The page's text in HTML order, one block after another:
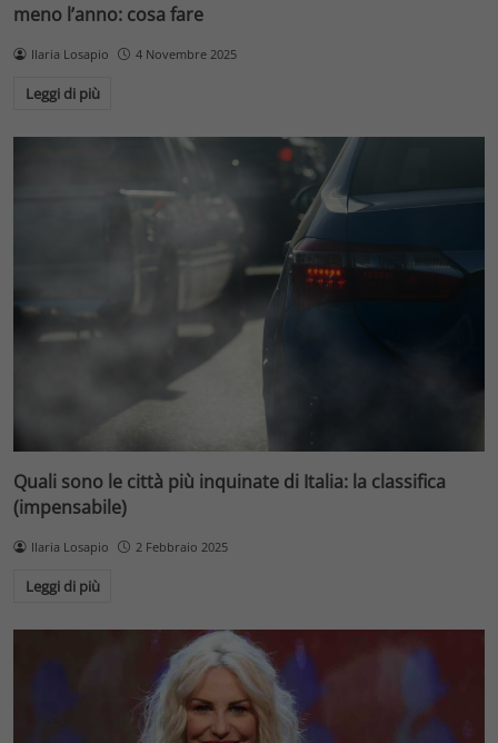
meno l’anno: cosa fare
Ilaria Losapio 4 Novembre 2025
Leggi di più
Quali sono le città più inquinate di Italia: la classifica
(impensabile)
Ilaria Losapio 2 Febbraio 2025
Leggi di più